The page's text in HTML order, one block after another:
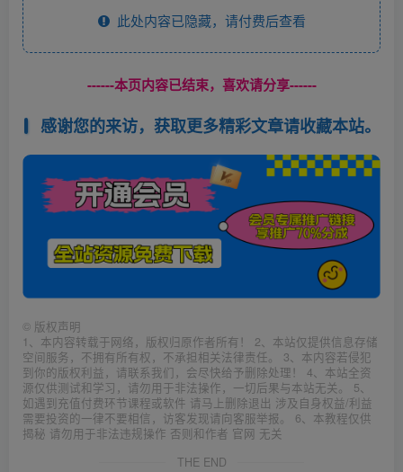
此处内容已隐藏，请付费后查看
------本页内容已结束，喜欢请分享------
感谢您的来访，获取更多精彩文章请收藏本站。
© 版权声明
1、本内容转载于网络，版权归原作者所有！ 2、本站仅提供信息存储
空间服务，不拥有所有权，不承担相关法律责任。 3、本内容若侵犯
到你的版权利益，请联系我们，会尽快给予删除处理！ 4、本站全资
源仅供测试和学习，请勿用于非法操作，一切后果与本站无关。 5、
如遇到充值付费环节课程或软件 请马上删除退出 涉及自身权益/利益
需要投资的一律不要相信，访客发现请向客服举报。 6、本教程仅供
揭秘 请勿用于非法违规操作 否则和作者 官网 无关
THE END